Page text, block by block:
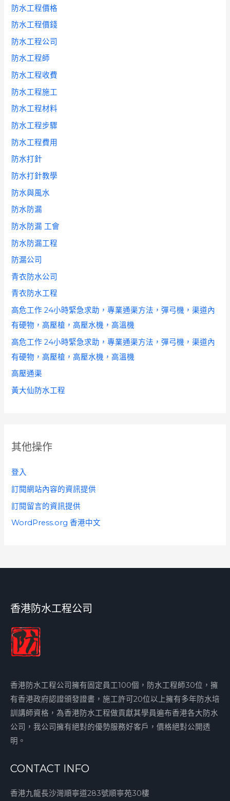
防水工程價格
防水工程價錢
防水工程公司
防水工程師
防水工程收費
防水工程施工
防水工程材料
防水工程步驟
防水工程費用
防水打針
防水打針教學
防水與風水
防水防漏
防水防漏 工會
防水防漏工程
防漏公司
青衣防水公司
青衣防水工程
高危工作 24小時緊急求助，專業通渠方法，彈弓機，渠道內
有硬物，高壓槍，高壓水機，高溫機
高危工作 24小時緊急求助，專業通渠方法，彈弓機，渠道內
有硬物，高壓槍，高壓水機，高溫機
高壓通渠
黃大仙防水工程
其他操作
登入
訂閱網站內容的資訊提供
訂閱留言的資訊提供
WordPress.org 香港中文
香港防水工程公司
香港防水工程公司擁有固定員工100個，防水工程師30位，擁
有香港政府認證頒發證書，施工許可20位以上擁有多年防水培
訓講師資格，為香港防水工程做貢獻其學員遍布香港各大防水
公司，我公司擁有絕對的優勢服務好客戶，價格絕對公開透
明。
CONTACT INFO
香港九龍長沙灣順寧道283號順寧苑30樓